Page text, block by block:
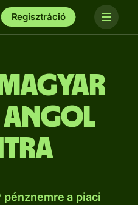
Regisztráció
pénznemre a piaci